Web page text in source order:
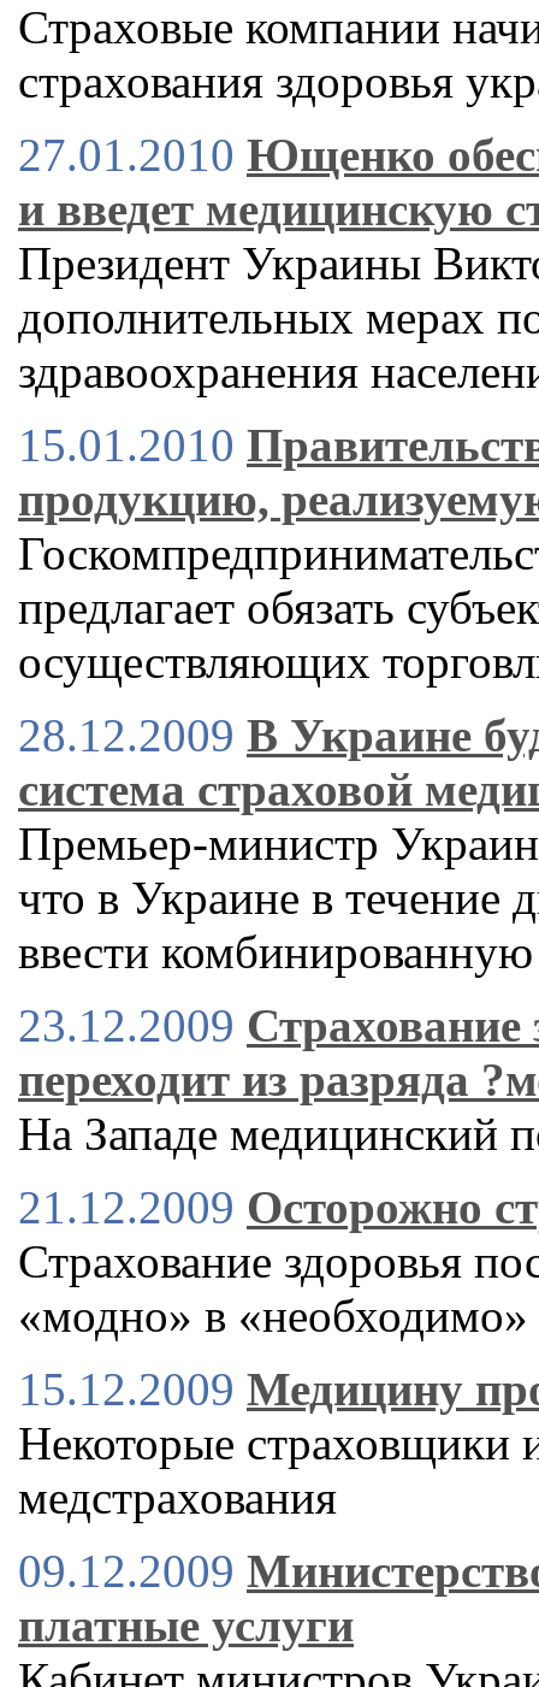
Страховые компании
страхования здоровья
27.01.2010 Ющенко
и введет медицинскую
Президент Украины
дополнительных мерах
здравоохранения
15.01.2010
продукцию,
предлагает обязать
осуществляющих
28.12.2009 В Украине
система страховой
Премьер-министр
что в Украине в течение
ввести
23.12.2009 Страхование
переходит из разряда
На Западе медицинский
21.12.2009 Осторожно
Страхование здоровья
«модно» в «необходимо»
15.12.2009 Медицину
Некоторые страховщики
медстрахования
09.12.2009
платные услуги